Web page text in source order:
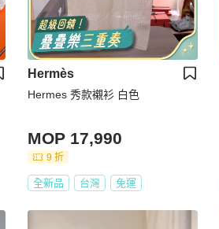
Hermès
Hermes 秀款襯衫 白色
MOP 17,990
9 折
全新品 台灣 免運